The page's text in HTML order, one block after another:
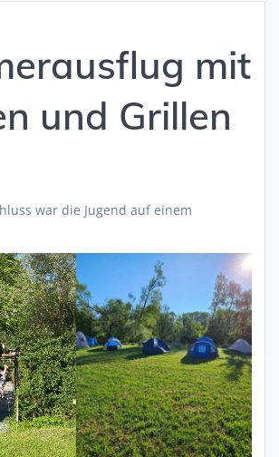
mit
und Grillen
war die Jugend auf einem